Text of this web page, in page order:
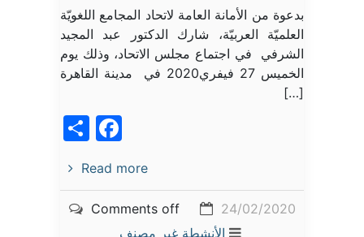
بدعوة من الأمانة العامة لاتحاد المجامع اللغويّة
العلميّة العربيّة، شارك الدكتور عبد المجيد
الشرفي في اجتماع مجلس الاتحاد، وذلك يوم
الخميس 27 فيفري2020 في مدينة القاهرة
[…]
Read more
24/02/2020
Comments off
الأنشطة غير مصنف